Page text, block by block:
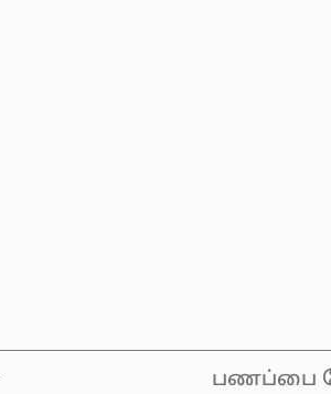
பணப்பை